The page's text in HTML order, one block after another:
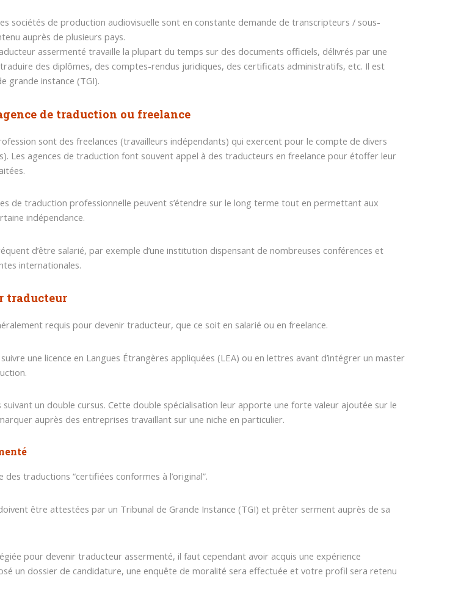
sociétés de production audiovisuelle sont en constante demande de transcripteurs / sous-
auprès de plusieurs pays.
assermenté travaille la plupart du temps sur des documents officiels, délivrés par une
des diplômes, des comptes-rendus juridiques, des certificats administratifs, etc. Il est
grande instance (TGI).
de traduction ou freelance
sont des freelances (travailleurs indépendants) qui exercent pour le compte de divers
Les agences de traduction font souvent appel à des traducteurs en freelance pour étoffer leur
de traduction professionnelle peuvent s’étendre sur le long terme tout en permettant aux
indépendance.
d’être salarié, par exemple d’une institution dispensant de nombreuses conférences et
internationales.
traducteur
requis pour devenir traducteur, que ce soit en salarié ou en freelance.
une licence en Langues Étrangères appliquées (LEA) ou en lettres avant d’intégrer un master
suivant un double cursus. Cette double spécialisation leur apporte une forte valeur ajoutée sur le
auprès des entreprises travaillant sur une niche en particulier.
traductions “certifiées conformes à l’original”.
être attestées par un Tribunal de Grande Instance (TGI) et prêter serment auprès de sa
pour devenir traducteur assermenté, il faut cependant avoir acquis une expérience
un dossier de candidature, une enquête de moralité sera effectuée et votre profil sera retenu